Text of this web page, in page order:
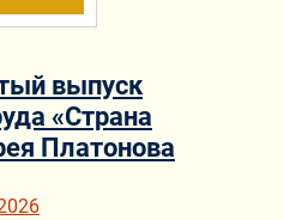
выпуск
«Страна
Платонова